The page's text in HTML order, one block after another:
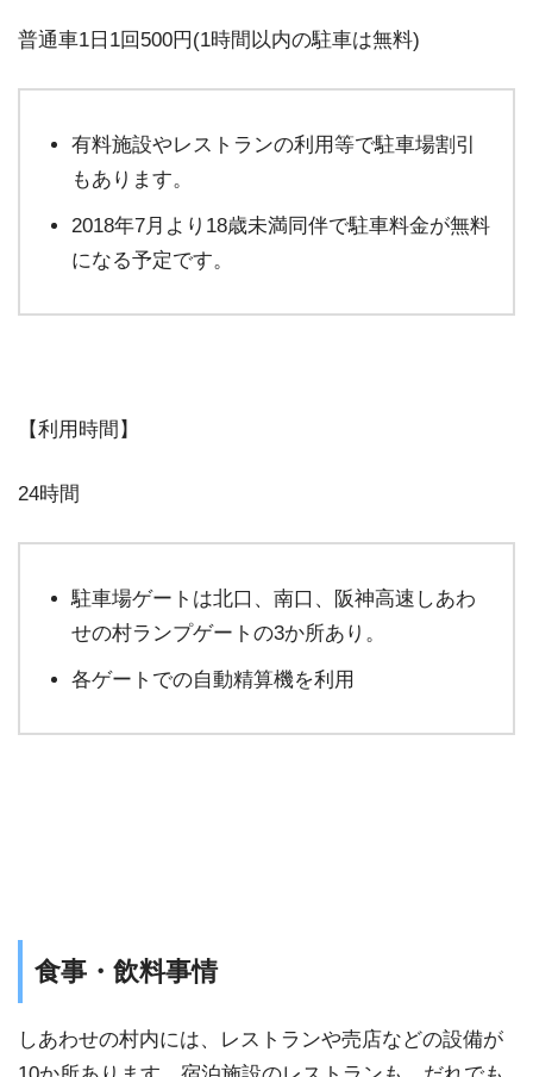
普通車1日1回500円(1時間以内の駐車は無料)
有料施設やレストランの利用等で駐車場割引
もあります。
2018年7月より18歳未満同伴で駐車料金が無料
になる予定です。
【利用時間】
24時間
駐車場ゲートは北口、南口、阪神高速しあわ
せの村ランプゲートの3か所あり。
各ゲートでの自動精算機を利用
⾷事・飲料事情
しあわせの村内には、レストランや売店などの設備が